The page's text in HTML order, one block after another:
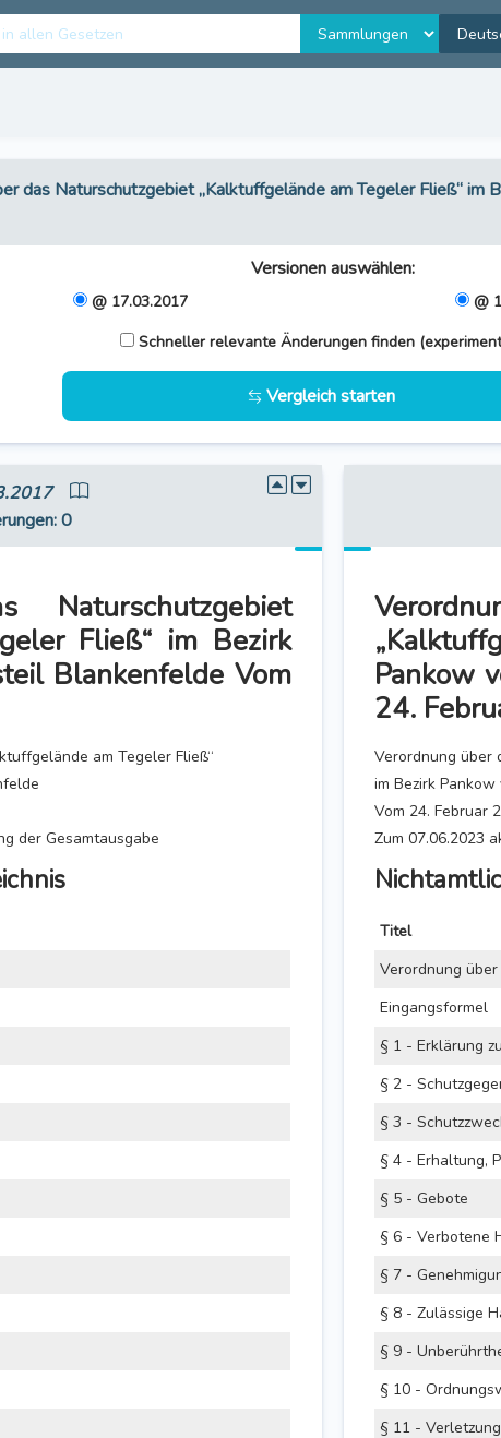
das Naturschutzgebiet „Kalktuffgelände am Tegeler Fließ“
Versionen auswählen:
@ 17.03.2017
@
Schneller relevante Änderungen finden
Vergleich starten
: 0
Naturschutzgebiet
Fließ“ im Bezirk
Blankenfelde Vom
am Tegeler Fließ“
der Gesamtausgabe
Pankow
24.
Verordnung über
im Bezirk
Vom 24. Februar
Zum 07.06.2023
Titel
Eingangsformel
§ 2 -
§ 3 -
§ 5 - Gebote
§ 6 - Verbotene
§ 8 - Zulässige
§ 10 -